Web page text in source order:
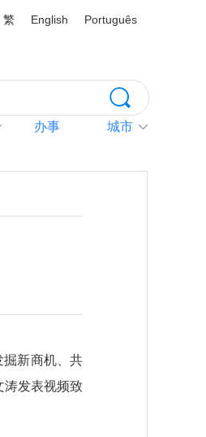
繁 English Português
办事 城市
新商机、共
涛发表视频致